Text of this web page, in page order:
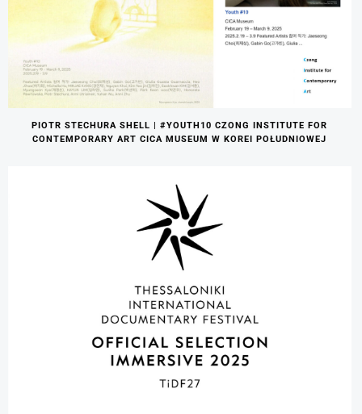
PIOTR STECHURA SHELL | #YOUTH10 CZONG INSTITUTE FOR
CONTEMPORARY ART CICA MUSEUM W KOREI POŁUDNIOWEJ